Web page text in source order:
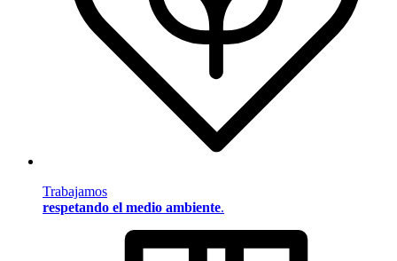
Trabajamos
respetando el medio ambiente.